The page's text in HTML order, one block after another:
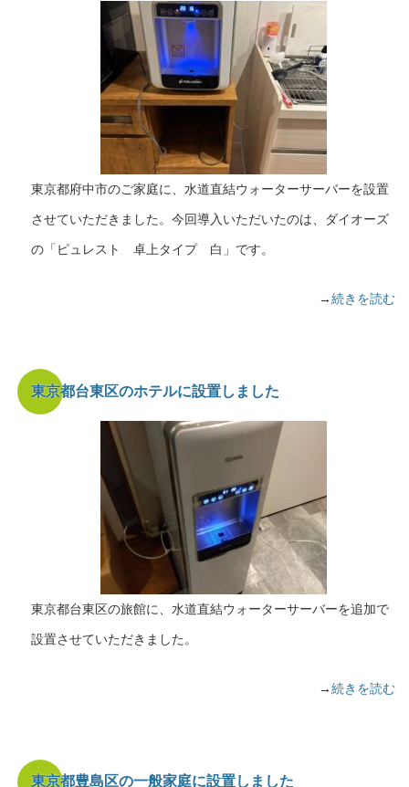
東京都府中市のご家庭に、水道直結ウォーターサーバーを設置
させていただきました。今回導入いただいたのは、ダイオーズ
の「ピュレスト 卓上タイプ 白」です。
→続きを読む
東京都台東区のホテルに設置しました
東京都台東区の旅館に、水道直結ウォーターサーバーを追加で
設置させていただきました。
→続きを読む
東京都豊島区の一般家庭に設置しました